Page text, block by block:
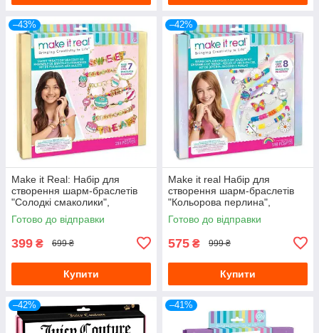
–43%
Make it Real: Набір для
створення шарм-браслетів
"Солодкі смаколики",
MR1728-bt (Уцінка)
Готово до відправки
399 ₴ 699 ₴
Купити
–42%
Make it real Набір для
створення шарм-браслетів
"Кольорова перлина",
MR1729-bt (Уцінка)
Готово до відправки
575 ₴ 999 ₴
Купити
–42% –41%